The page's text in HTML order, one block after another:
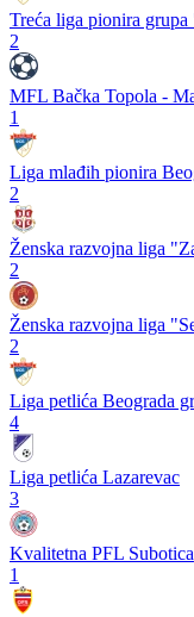
Treća liga pionira
2
MFL Bačka Topola -
1
Liga mlađih pionira
2
Ženska razvojna liga
2
Ženska razvojna liga
2
Liga petlića Beograda
4
Liga petlića Lazarevac
3
Kvalitetna PFL Subotica
1